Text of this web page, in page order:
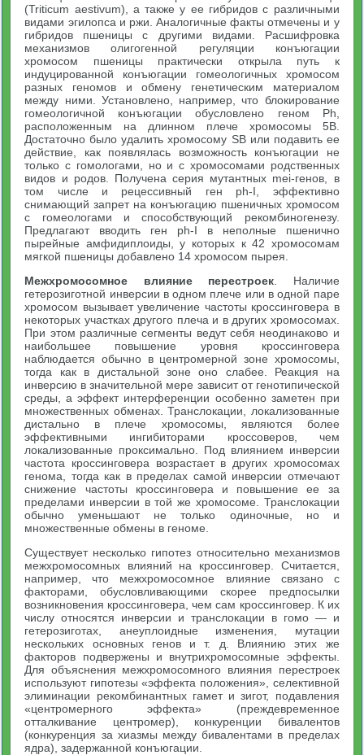
(Triticum aestivum), а также у ее гибридов с различными
видами эгилопса и ржи. Аналогичные факты отмечены и у
гибридов пшеницы с другими видами. Расшифровка
механизмов олигогенной регуляции конъюгации
хромосом пшеницы практически открыла путь к
индуцированной конъюгации гомеологичных хромосом
разных геномов и обмену генетическим материалом
между ними. Установлено, например, что блокирование
гомеологичной конъюгации обусловлено геном Ph,
расположенным на длинном плече хромосомы 5В.
Достаточно было удалить хромосому SB или подавить ее
действие, как появлялась возможность конъюгации не
только с гомологами, но и с хромосомами родственных
видов и родов. Получена серия мутантных mei-генов, в
том числе и рецессивный ген ph-I, эффективно
снимающий запрет на конъюгацию пшеничных хромосом
с гомеологами и способствующий рекомбиногенезу.
Предлагают вводить ген ph-I в неполные пшенично
пырейные амфидиплоиды, у которых к 42 хромосомам
мягкой пшеницы добавлено 14 хромосом пырея.
Межхромосомное влияние перестроек . Наличие
гетерозиготной инверсии в одном плече или в одной паре
хромосом вызывает увеличение частоты кроссинговера в
некоторых участках другого плеча и в других хромосомах.
При этом различные сегменты ведут себя неодинаково и
наибольшее повышение уровня кроссинговера
наблюдается обычно в центромерной зоне хромосомы,
тогда как в дистальной зоне оно слабее. Реакция на
инверсию в значительной мере зависит от генотипической
среды, а эффект интерференции особенно заметен при
множественных обменах. Транслокации, локализованные
дистально в плече хромосомы, являются более
эффективными ингибиторами кроссоверов, чем
локализованные проксимально. Под влиянием инверсии
частота кроссинговера возрастает в других хромосомах
генома, тогда как в пределах самой инверсии отмечают
снижение частоты кроссинговера и повышение ее за
пределами инверсии в той же хромосоме. Транслокации
обычно уменьшают не только одиночные, но и
множественные обмены в геноме.
Существует несколько гипотез относительно механизмов
межхромосомных влияний на кроссинговер. Считается,
например, что межхромосомное влияние связано с
факторами, обусловливающими скорее предпосылки
возникновения кроссинговера, чем сам кроссинговер. К их
числу относятся инверсии и транслокации в гомо — и
гетерозиготах, анеуплоидные изменения, мутации
нескольких основных генов и т. д. Влиянию этих же
факторов подвержены и внутрихромосомные эффекты.
Для объяснения межхромосомного влияния перестроек
используют гипотезы «эффекта положения», селективной
элиминации рекомбинантных гамет и зигот, подавления
«центромерного эффекта» (преждевременное
отталкивание центромер), конкуренции бивалентов
(конкуренция за хиазмы между бивалентами в пределах
ядра), задержанной конъюгации.